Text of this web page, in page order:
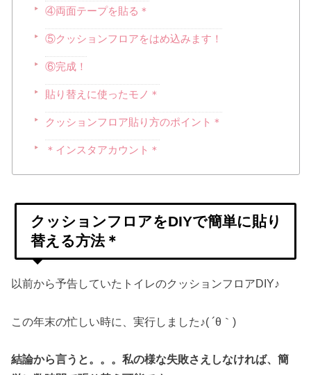
④両面テープを貼る＊
⑤クッションフロアをはめ込みます！
⑥完成！
貼り替えに使ったモノ＊
クッションフロア貼り方のポイント＊
＊インスタアカウント＊
クッションフロアをDIYで簡単に貼り
替える方法＊
以前から予告していたトイレのクッションフロアDIY♪
この年末の忙しい時に、実行しました♪( ´θ｀)
結論から言うと。。。私の様な失敗さえしなければ、簡